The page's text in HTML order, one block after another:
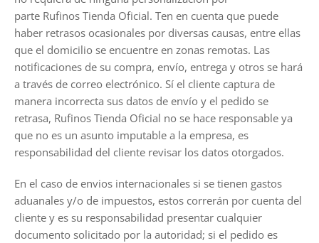
parte Rufinos Tienda Oficial. Ten en cuenta que puede
haber retrasos ocasionales por diversas causas, entre ellas
que el domicilio se encuentre en zonas remotas. Las
notificaciones de su compra, envío, entrega y otros se hará
a través de correo electrónico. Sí el cliente captura de
manera incorrecta sus datos de envío y el pedido se
retrasa, Rufinos Tienda Oficial no se hace responsable ya
que no es un asunto imputable a la empresa, es
responsabilidad del cliente revisar los datos otorgados.
En el caso de envios internacionales si se tienen gastos
aduanales y/o de impuestos, estos correrán por cuenta del
cliente y es su responsabilidad presentar cualquier
documento solicitado por la autoridad; si el pedido es